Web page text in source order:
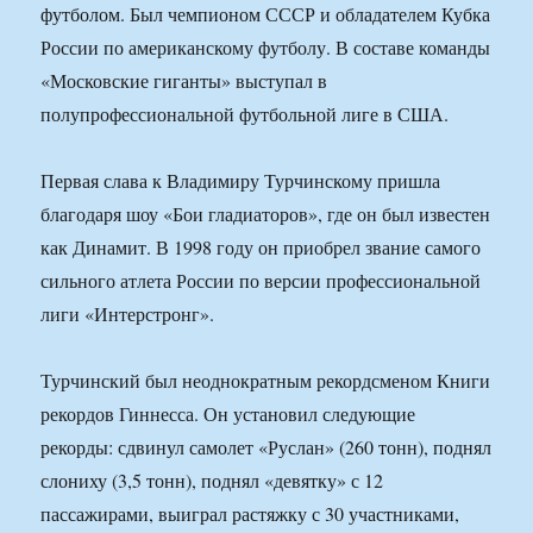
футболом. Был чемпионом СССР и обладателем Кубка
России по американскому футболу. В составе команды
«Московские гиганты» выступал в
полупрофессиональной футбольной лиге в США.
Первая слава к Владимиру Турчинскому пришла
благодаря шоу «Бои гладиаторов», где он был известен
как Динамит. В 1998 году он приобрел звание самого
сильного атлета России по версии профессиональной
лиги «Интерстронг».
Турчинский был неоднократным рекордсменом Книги
рекордов Гиннесса. Он установил следующие
рекорды: сдвинул самолет «Руслан» (260 тонн), поднял
слониху (3,5 тонн), поднял «девятку» с 12
пассажирами, выиграл растяжку с 30 участниками,